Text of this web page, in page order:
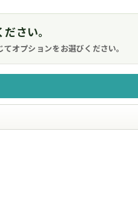
さい。
オプションをお選びください。